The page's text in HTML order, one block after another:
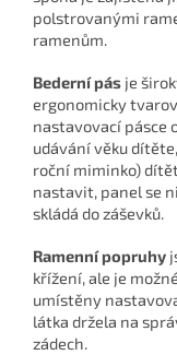
polstrovanými
ramenům.
Bederní pás je
ergonomicky
nastavovací pásce
udávání věku
roční miminko)
nastavit, panel se
skládá do záševků.
Ramenní popruhy
křížení, ale je
umístěny
látka držela na
zádech.